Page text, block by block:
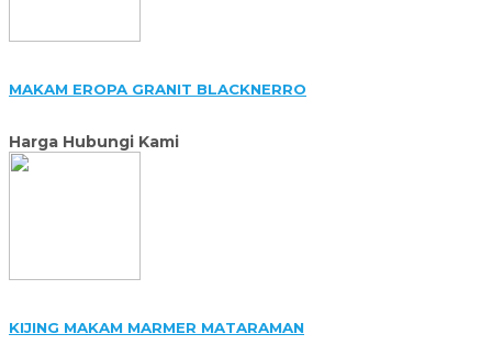
MAKAM EROPA GRANIT BLACKNERRO
Harga Hubungi Kami
KIJING MAKAM MARMER MATARAMAN